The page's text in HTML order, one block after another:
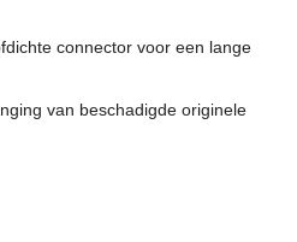
connector voor een lange
van beschadigde originele